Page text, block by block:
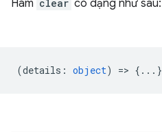
Hàm clear có dạng như sau:
(details : object) => {...}